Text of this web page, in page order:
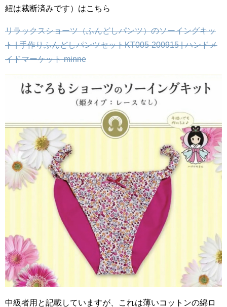
紐は裁断済みです）はこちら
リラックスショーツ（ふんどしパンツ）のソーイングキッ
ト | 手作りふんどしパンツセットKT005-200915 | ハンドメ
イドマーケット minne
中級者用と記載していますが、これは薄いコットンの綿ロ